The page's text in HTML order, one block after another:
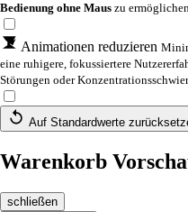
Bedienung ohne Maus zu
Animationen reduzieren
eine ruhigere, fokussiertere
Störungen oder
Auf Standardwerte
Warenkorb
schließen